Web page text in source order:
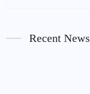
Recent News